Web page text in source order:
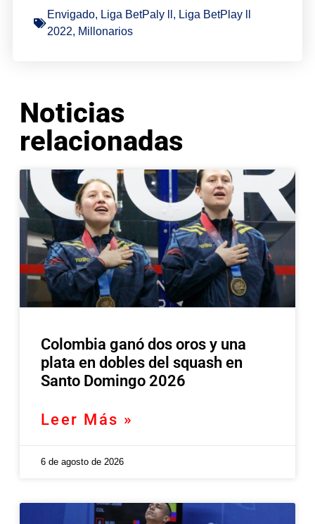
Envigado, Liga BetPaly ll , Liga BetPlay ll
2022, Millonarios
Noticias
relacionadas
Colombia ganó dos oros y una
plata en dobles del squash en
Santo Domingo 2026
Leer Más »
6 de agosto de 2026